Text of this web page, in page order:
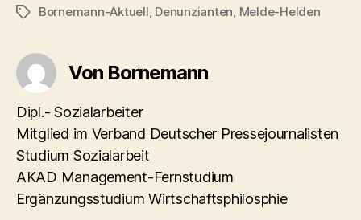
Schlagwörter
Bornemann-Aktuell Denunzianten Melde-Helden
Von Bornemann
Dipl.- Sozialarbeiter
Mitglied im Verband Deutscher Pressejournalisten
Studium Sozialarbeit
AKAD Management-Fernstudium
Ergänzungsstudium Wirtschaftsphilosphie